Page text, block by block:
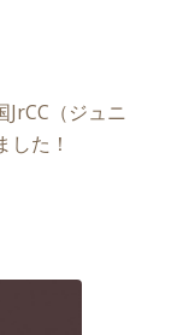
（ジュニ
た！